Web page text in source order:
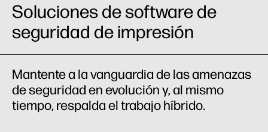
Soluciones de software de
seguridad de impresión
Mantente a la vanguardia de las amenazas
de seguridad en evolución y, al mismo
tiempo, respalda el trabajo híbrido.